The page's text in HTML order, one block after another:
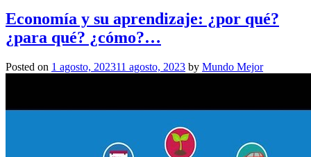
Economía y su aprendizaje: ¿por qué?
¿para qué? ¿cómo?…
Posted on 1 agosto, 202311 agosto, 2023 by Mundo Mejor